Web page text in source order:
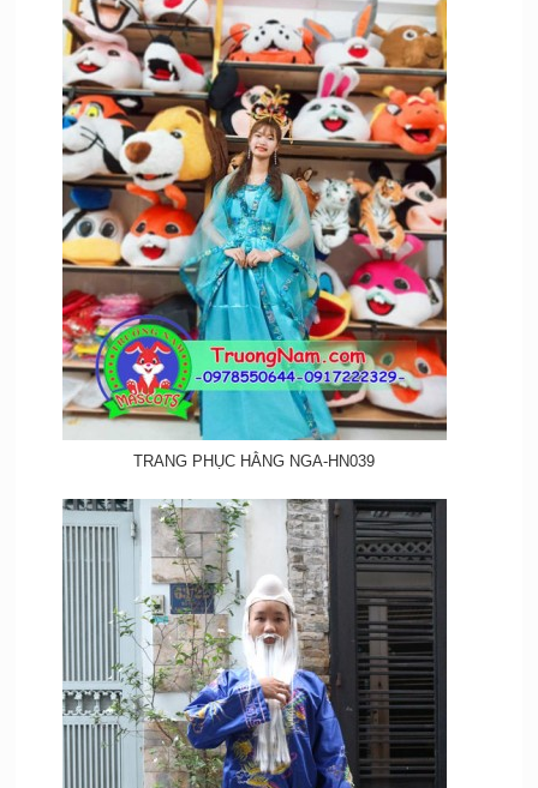
TRANG PHỤC HẰNG NGA-HN039